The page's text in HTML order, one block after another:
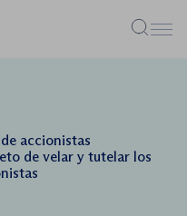
Menú
accionistas
de velar y tutelar los